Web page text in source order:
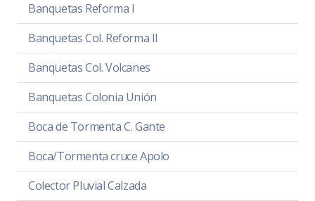
Banquetas Reforma I
Banquetas Col. Reforma II
Banquetas Col. Volcanes
Banquetas Colonia Unión
Boca de Tormenta C. Gante
Boca/Tormenta cruce Apolo
Colector Pluvial Calzada